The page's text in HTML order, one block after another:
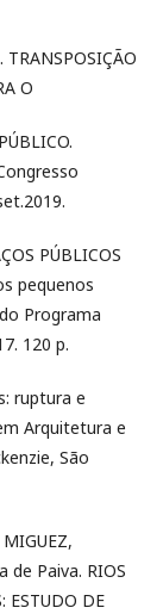
O
PÚBLICOS
pequenos
Programa
120 p.
ruptura e
Arquitetura e
São
de Paiva. RIOS
ESTUDO DE